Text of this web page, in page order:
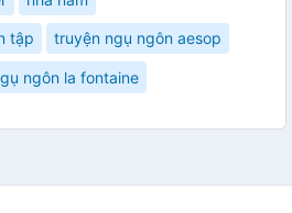
tập truyện ngụ ngôn aesop
ngôn la fontaine